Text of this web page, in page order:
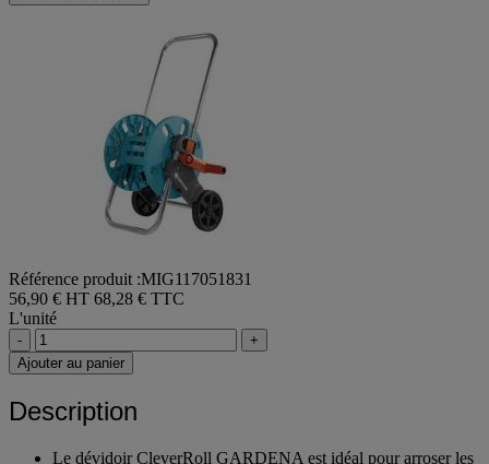
Besoin d'un devis ?
Référence produit :MIG117051831
56,90 € HT
L'unité
-
Description